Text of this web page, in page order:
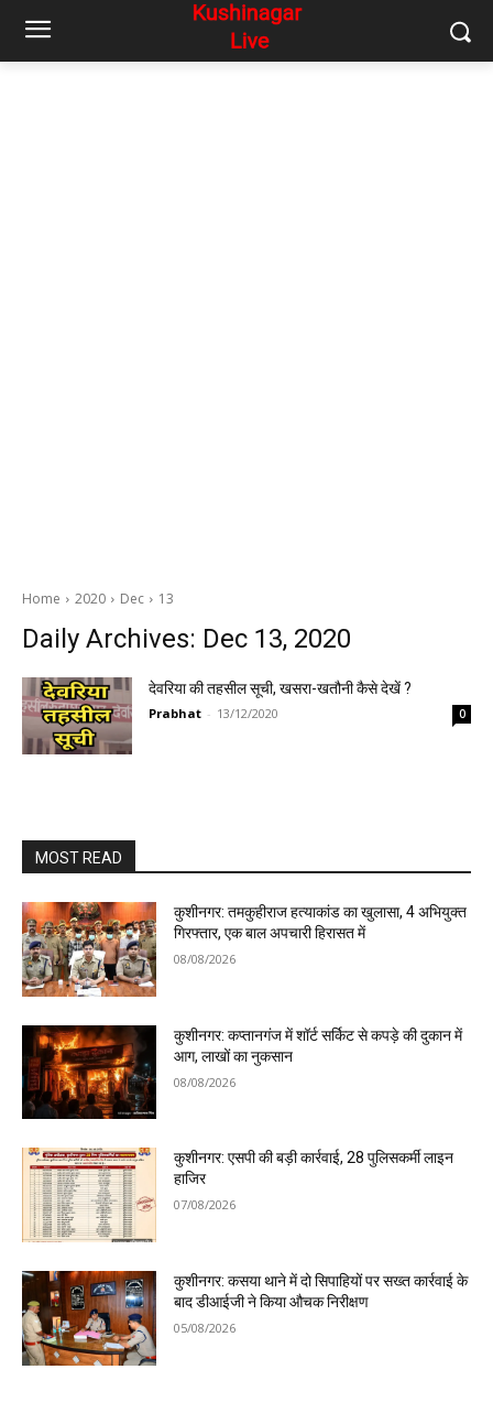
Home 2020 Dec 13
Daily Archives: Dec 13, 2020
देवरिया की तहसील सूची, खसरा-खतौनी कैसे देखें ?
Prabhat - 13/12/2020 0
MOST READ
कुशीनगर: तमकुहीराज हत्याकांड का खुलासा, 4 अभियुक्त
गिरफ्तार, एक बाल अपचारी हिरासत में
08/08/2026
कुशीनगर: कप्तानगंज में शॉर्ट सर्किट से कपड़े की दुकान में
आग, लाखों का नुकसान
08/08/2026
कुशीनगर: एसपी की बड़ी कार्रवाई, 28 पुलिसकर्मी लाइन
हाजिर
07/08/2026
कुशीनगर: कसया थाने में दो सिपाहियों पर सख्त कार्रवाई के
बाद डीआईजी ने किया औचक निरीक्षण
05/08/2026